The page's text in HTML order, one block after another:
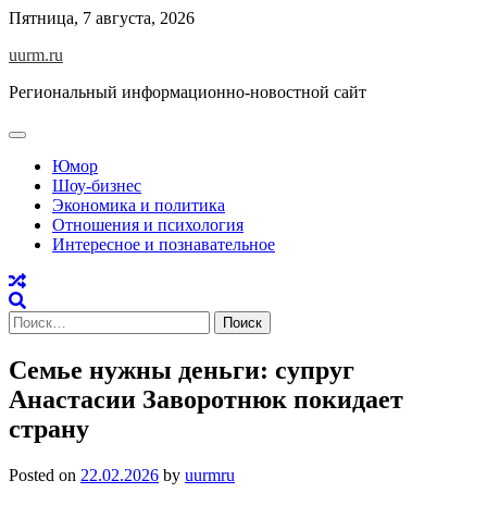
Skip
content
Пятница, 7 августа, 2026
uurm.ru
Региональный информационно-новостной сайт
Юмор
Шоу-бизнес
Экономика и политика
Отношения и психология
Интересное и познавательное
Найти:
Семье нужны деньги: супруг
Анастасии Заворотнюк покидает
страну
Posted on 22.02.2026 by uurmru